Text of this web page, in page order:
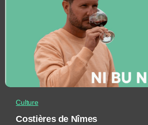
Culture
Costières de Nîmes